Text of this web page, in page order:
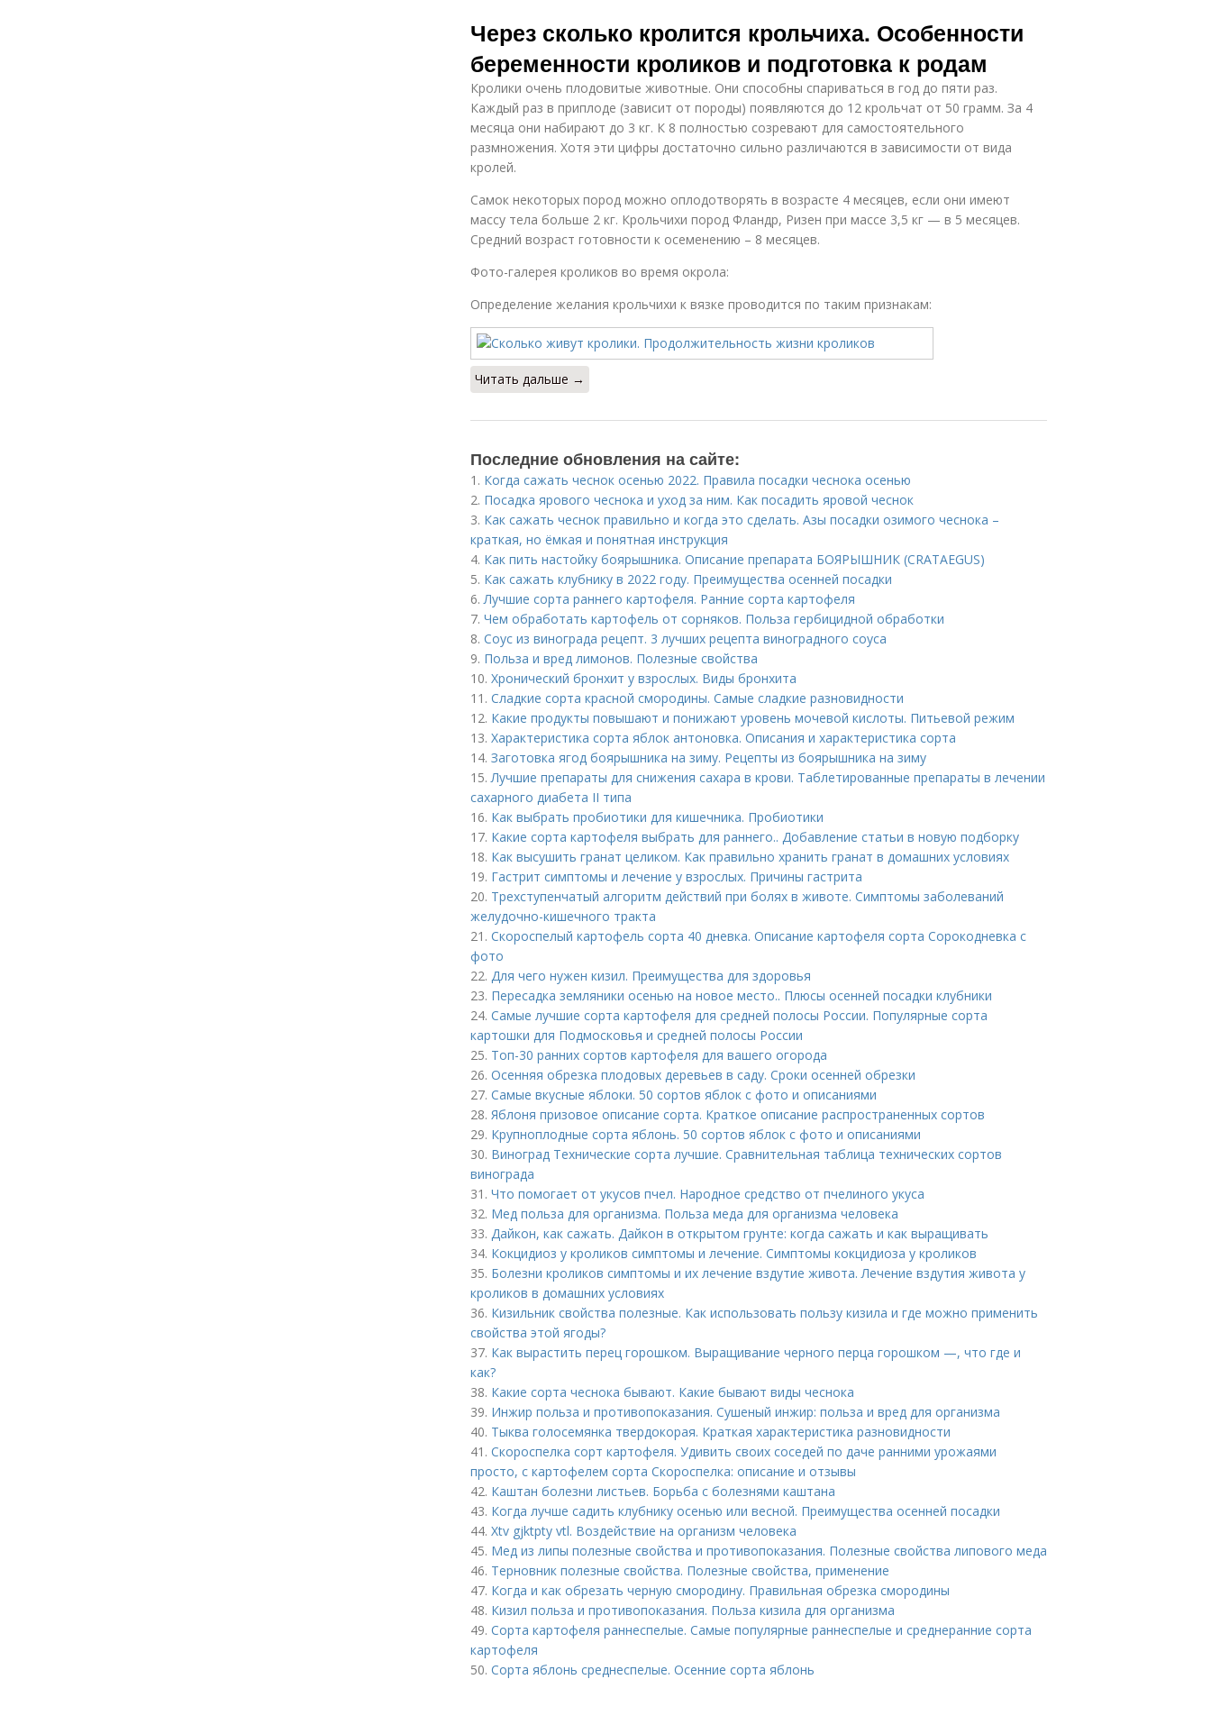
Через сколько кролится крольчиха. Особенности
беременности кроликов и подготовка к родам
Кролики очень плодовитые животные. Они способны спариваться в год до пяти раз.
Каждый раз в приплоде (зависит от породы) появляются до 12 крольчат от 50 грамм. За 4
месяца они набирают до 3 кг. К 8 полностью созревают для самостоятельного
размножения. Хотя эти цифры достаточно сильно различаются в зависимости от вида
кролей.
Самок некоторых пород можно оплодотворять в возрасте 4 месяцев, если они имеют
массу тела больше 2 кг. Крольчихи пород Фландр, Ризен при массе 3,5 кг — в 5 месяцев.
Средний возраст готовности к осеменению – 8 месяцев.
Фото-галерея кроликов во время окрола:
Определение желания крольчихи к вязке проводится по таким признакам:
Читать дальше →
Последние обновления на сайте:
1. Когда сажать чеснок осенью 2022. Правила посадки чеснока осенью
2. Посадка ярового чеснока и уход за ним. Как посадить яровой чеснок
3. Как сажать чеснок правильно и когда это сделать. Азы посадки озимого чеснока –
краткая, но ёмкая и понятная инструкция
4. Как пить настойку боярышника. Описание препарата БОЯРЫШНИК (CRATAEGUS)
5. Как сажать клубнику в 2022 году. Преимущества осенней посадки
6.Лучшие сорта раннего картофеля. Ранние сорта картофеля
7. Чем обработать картофель от сорняков. Польза гербицидной обработки
8. Соус из винограда рецепт. 3 лучших рецепта виноградного соуса
9. Польза и вред лимонов. Полезные свойства
10. Хронический бронхит у взрослых. Виды бронхита
11. Сладкие сорта красной смородины. Самые сладкие разновидности
12. Какие продукты повышают и понижают уровень мочевой кислоты. Питьевой режим
13. Характеристика сорта яблок антоновка. Описания и характеристика сорта
14. Заготовка ягод боярышника на зиму. Рецепты из боярышника на зиму
15.Лучшие препараты для снижения сахара в крови. Таблетированные препараты в лечении
сахарного диабета II типа
16. Как выбрать пробиотики для кишечника. Пробиотики
17. Какие сорта картофеля выбрать для раннего.. Добавление статьи в новую подборку
18. Как высушить гранат целиком. Как правильно хранить гранат в домашних условиях
19. Гастрит симптомы и лечение у взрослых. Причины гастрита
20. Трехступенчатый алгоритм действий при болях в животе. Симптомы заболеваний
желудочно-кишечного тракта
21. Скороспелый картофель сорта 40 дневка. Описание картофеля сорта Сорокодневка с
фото
22. Для чего нужен кизил. Преимущества для здоровья
23. Пересадка земляники осенью на новое место.. Плюсы осенней посадки клубники
24. Самые лучшие сорта картофеля для средней полосы России. Популярные сорта
картошки для Подмосковья и средней полосы России
25. Топ-30 ранних сортов картофеля для вашего огорода
26. Осенняя обрезка плодовых деревьев в саду. Сроки осенней обрезки
27. Самые вкусные яблоки. 50 сортов яблок с фото и описаниями
28. Яблоня призовое описание сорта. Краткое описание распространенных сортов
29. Крупноплодные сорта яблонь. 50 сортов яблок с фото и описаниями
30. Виноград Технические сорта лучшие. Сравнительная таблица технических сортов
винограда
31. Что помогает от укусов пчел. Народное средство от пчелиного укуса
32. Мед польза для организма. Польза меда для организма человека
33. Дайкон, как сажать. Дайкон в открытом грунте: когда сажать и как выращивать
34. Кокцидиоз у кроликов симптомы и лечение. Симптомы кокцидиоза у кроликов
35. Болезни кроликов симптомы и их лечение вздутие живота. Лечение вздутия живота у
кроликов в домашних условиях
36. Кизильник свойства полезные. Как использовать пользу кизила и где можно применить
свойства этой ягоды?
37. Как вырастить перец горошком. Выращивание черного перца горошком —, что где и
как?
38. Какие сорта чеснока бывают. Какие бывают виды чеснока
39. Инжир польза и противопоказания. Сушеный инжир: польза и вред для организма
40. Тыква голосемянка твердокорая. Краткая характеристика разновидности
41. Скороспелка сорт картофеля. Удивить своих соседей по даче ранними урожаями
просто, с картофелем сорта Скороспелка: описание и отзывы
42. Каштан болезни листьев. Борьба с болезнями каштана
43. Когда лучше садить клубнику осенью или весной. Преимущества осенней посадки
44. Xtv gjktpty vtl. Воздействие на организм человека
45. Мед из липы полезные свойства и противопоказания. Полезные свойства липового меда
46. Терновник полезные свойства. Полезные свойства, применение
47. Когда и как обрезать черную смородину. Правильная обрезка смородины
48. Кизил польза и противопоказания. Польза кизила для организма
49. Сорта картофеля раннеспелые. Cамые популярные раннеспелые и среднеранние сорта
картофеля
50. Сорта яблонь среднеспелые. Осенние сорта яблонь